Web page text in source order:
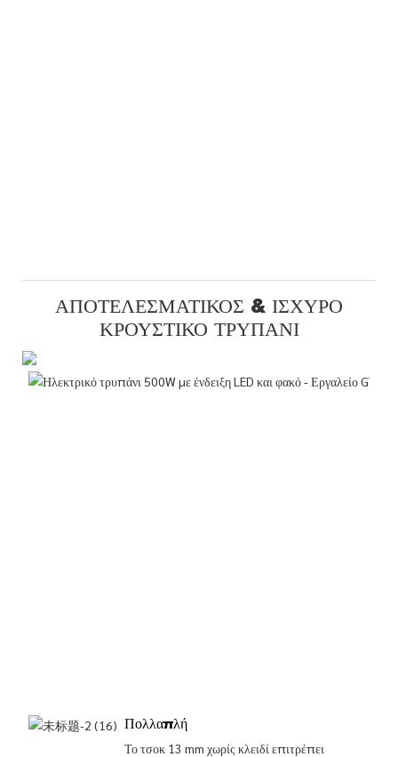
ΑΠΟΤΕΛΕΣΜΑΤΙΚΌΣ & ΙΣΧΥΡΌ
ΚΡΟΥΣΤΙΚΌ ΤΡΥΠΆΝΙ
Πολλαπλή
Το τσοκ 13 mm χωρίς κλειδί επιτρέπει